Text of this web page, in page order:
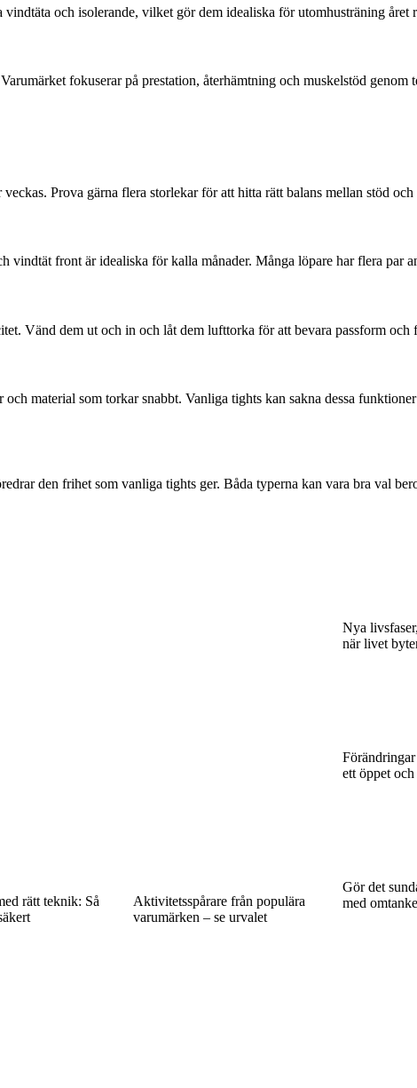
och isolerande, vilket gör dem idealiska för utomhusträning året
fokuserar på prestation, återhämtning och muskelstöd genom
Prova gärna flera storlekar för att hitta rätt balans mellan stöd
front är idealiska för kalla månader. Många löpare har flera par
Vänd dem ut och in och låt dem lufttorka för att bevara passform och
material som torkar snabbt. Vanliga tights kan sakna dessa
den frihet som vanliga tights ger. Båda typerna kan vara bra val
rätt teknik: Så
Aktivitetsspårare från populära
varumärken – se urvalet
Nya
när livet
ett öppet
Gör det
med omtanke